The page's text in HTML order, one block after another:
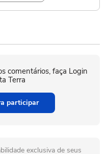
comentários, faça Login
Terra
participar
exclusiva de seus